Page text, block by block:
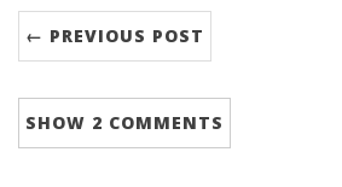
← PREVIOUS POST
SHOW 2 COMMENTS